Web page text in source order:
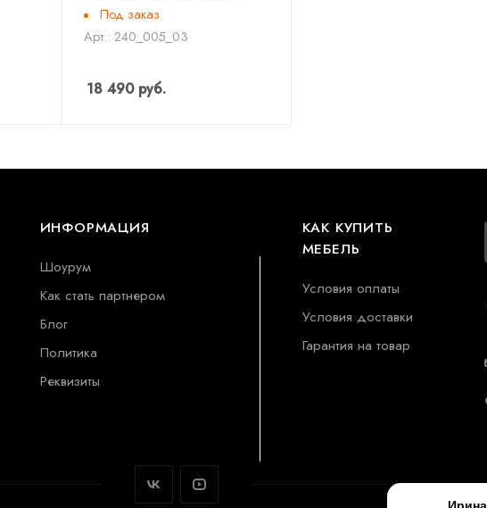
Ирина
Под заказ
Арт.: 240_005_03
18 490руб.
ИНФОРМАЦИЯ
Шоурум
Как стать партнером
Блог
Политика
Реквизиты
КАК КУПИТЬ
МЕБЕЛЬ
Условия оплаты
Условия доставки
Гарантия на товар